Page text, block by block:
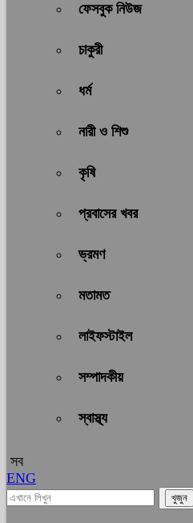
ফেসবুক নিউজ
চাকুরী
ধর্ম
নারী ও শিশু
কৃষি
প্রবাসের খবর
ভ্রমণ
মতামত
লাইফস্টাইল
সম্পাদকীয়
স্বাস্থ্য
সব
ENG